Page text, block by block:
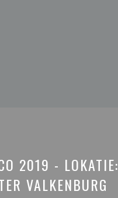
2019 - LOKATIE:
VALKENBURG